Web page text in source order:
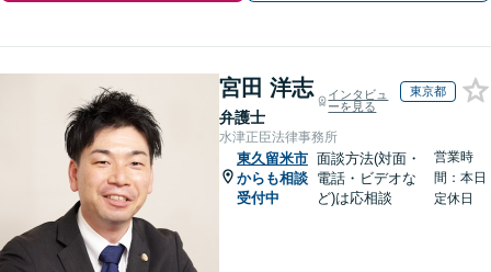
宮田 洋志
弁護士
インタビュ
ーを見る
東京都
水津正臣法律事務所
東久留米市
からも相談
受付中
面談方法(対面・
電話・ビデオな
ど)は応相談
営業時
間：本日
定休日